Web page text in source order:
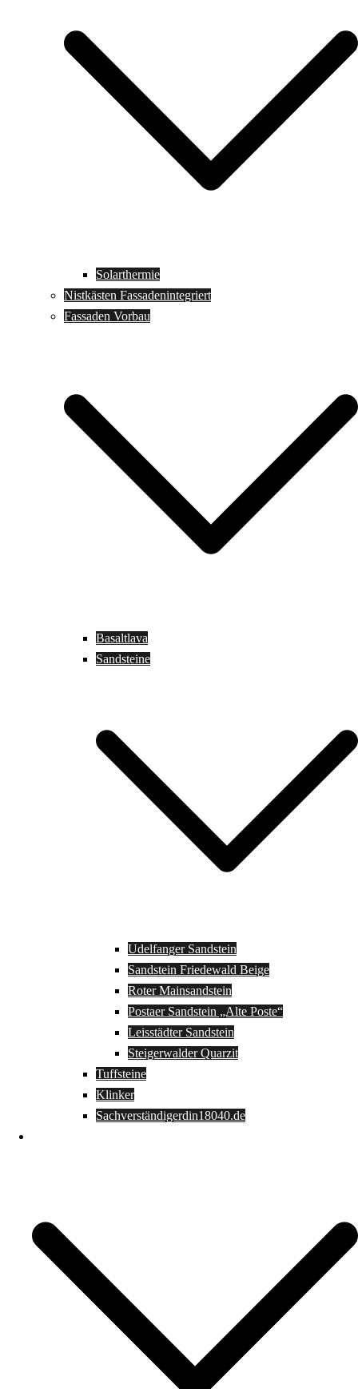
Solarthermie
Nistkästen Fassadenintegriert
Fassaden Vorbau
Basaltlava
Sandsteine
Udelfanger Sandstein
Sandstein Friedewald Beige
Roter Mainsandstein
Postaer Sandstein „Alte Poste“
Leisstädter Sandstein
Steigerwalder Quarzit
Tuffsteine
Klinker
Sachverständigerdin18040.de